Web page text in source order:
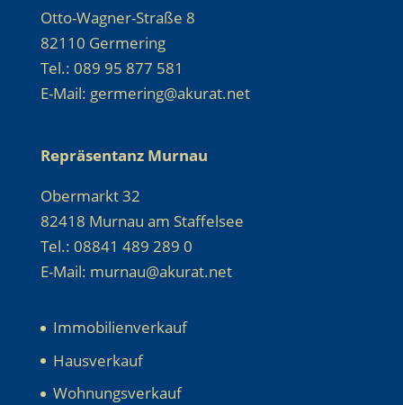
Otto-Wagner-Straße 8
82110 Germering
Tel.: 089 95 877 581
E-Mail: germering@akurat.net
Repräsentanz Murnau
Obermarkt 32
82418 Murnau am Staffelsee
Tel.: 08841 489 289 0
E-Mail: murnau@akurat.net
Immobilienverkauf
Hausverkauf
Wohnungsverkauf